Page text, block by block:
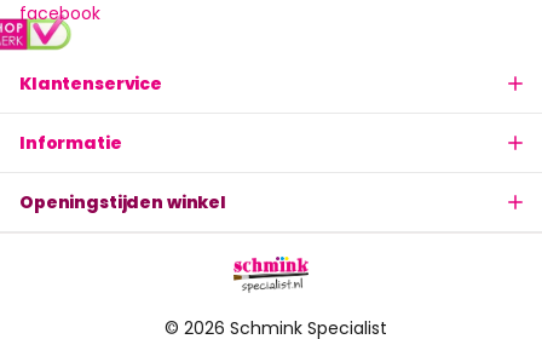
Klantenservice
Informatie
Openingstijden winkel
facebook
© 2026 Schmink Specialist